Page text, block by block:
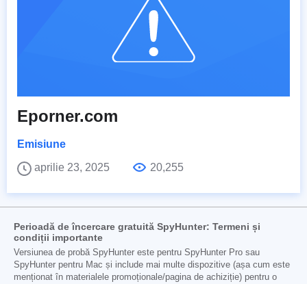
Eporner.com
Emisiune
aprilie 23, 2025
20,255
Perioadă de încercare gratuită SpyHunter: Termeni și
condiții importante
Versiunea de probă SpyHunter este pentru SpyHunter Pro sau
SpyHunter pentru Mac și include mai multe dispozitive (așa cum este
menționat în materialele promoționale/pagina de achiziție) pentru o